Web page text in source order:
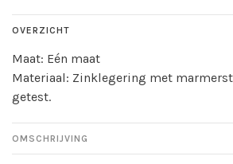
OVERZICHT
Maat: Eén maat
Materiaal: Zinklegering met
getest.
OMSCHRIJVING